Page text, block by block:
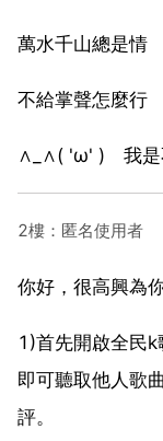
萬水千山總是情
不給掌聲怎麼行
∧_∧( 'ω' ) 我是
2樓：匿名使用者
你好，很高興為你
1)首先開啟全民
即可聽取他人歌
評。